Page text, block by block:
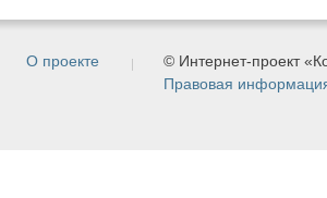
О проекте
© Интернет-проект
Правовая